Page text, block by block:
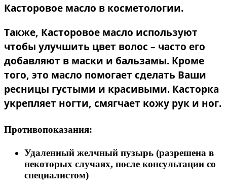
Касторовое масло в косметологии.
Также, Касторовое масло используют
чтобы улучшить цвет волос – часто его
добавляют в маски и бальзамы. Кроме
того, это масло помогает сделать Ваши
ресницы густыми и красивыми. Касторка
укрепляет ногти, смягчает кожу рук и ног.
Противопоказания:
Удаленный желчный пузырь (разрешена в
некоторых случаях, после консультации со
специалистом)